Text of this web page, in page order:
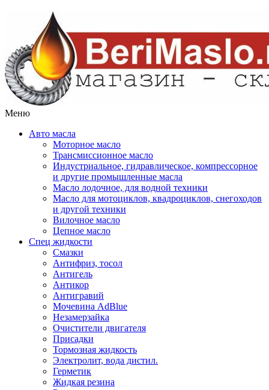
Меню
Авто масла
Моторное масло
Трансмиссионное масло
Индустриальное, гидравлическое, компрессорное
и другие промышленные масла
Масло лодочное, для водной техники
Масло для мотоциклов, квадроциклов, снегоходов
и другой техники
Вилочное масло
Цепное масло
Спец жидкости
Смазки
Антифриз, тосол
Антигель
Антикор
Антигравий
Мочевина AdBlue
Незамерзайка
Очистители двигателя
Присадки
Тормозная жидкость
Электролит, вода дистил.
Герметик
Жидкая резина